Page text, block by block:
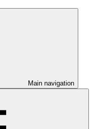
Main navigation